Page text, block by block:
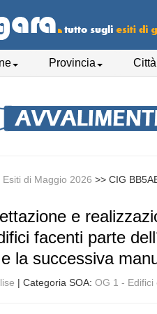
Provincia Città
Esiti di Maggio 2026 >> CIG
e
facenti parte
la successiva
| Categoria SOA: OG 1 - Edifici